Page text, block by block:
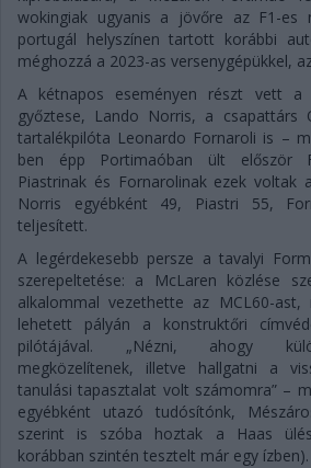
wokingiak ugyanis a jövőre az F1-es
portugál helyszínen tartott korábbi
méghozzá a 2023-as versenygépükkel,
A kétnapos eseményen részt vett a
győztese, Lando Norris, a csapattárs
tartalékpilóta Leonardo Fornaroli is –
ben épp Portimaóban ült először
Piastrinak és Fornarolinak ezek voltak
Norris egyébként 49, Piastri 55,
teljesített.
A legérdekesebb persze a tavalyi
szerepeltetése: a McLaren közlése
alkalommal vezethette az MCL60-ast,
lehetett pályán a konstruktőri
pilótájával. „Nézni, ahogy
megközelítenek, illetve hallgatni a
tanulási tapasztalat volt számomra” –
egyébként utazó tudósítónk,
szerint is szóba hoztak a Haas
korábban szintén tesztelt már egy ízben).